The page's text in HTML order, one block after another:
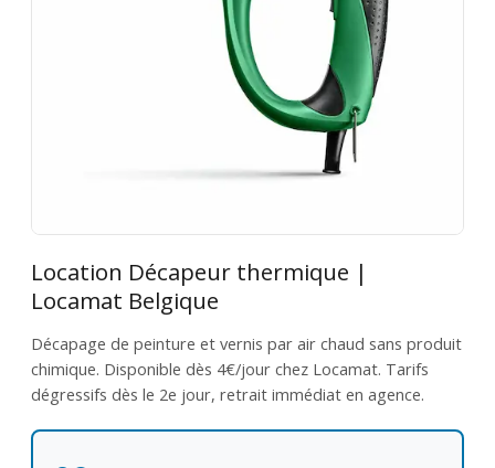
Location Décapeur thermique |
Locamat Belgique
Décapage de peinture et vernis par air chaud sans produit
chimique. Disponible dès 4€/jour chez Locamat. Tarifs
dégressifs dès le 2e jour, retrait immédiat en agence.